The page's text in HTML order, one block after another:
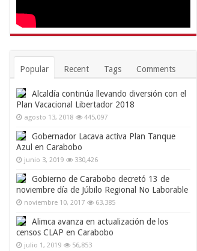
Popular Recent Tags Comments
Alcaldía continúa llevando diversión con el
Plan Vacacional Libertador 2018
agosto 13, 2018 445,097
Gobernador Lacava activa Plan Tanque
Azul en Carabobo
junio 3, 2019 330,426
Gobierno de Carabobo decretó 13 de
noviembre día de Júbilo Regional No Laborable
noviembre 10, 2017 63,385
Alimca avanza en actualización de los
censos CLAP en Carabobo
julio 1, 2019 56,853